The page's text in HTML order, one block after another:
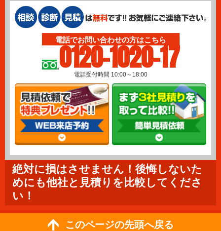
電話でお問い合わせの方はこちら
0120-1020-17
電話受付時間 10:00～18:00
絶対に損はさせません！後悔しないた
めにも他社と見積りを比較してくださ
い！
このページの先頭へ戻る